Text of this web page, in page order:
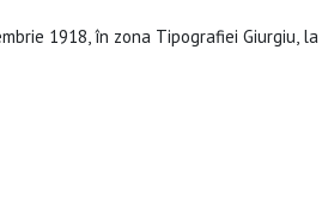
1918, în zona Tipografiei Giurgiu, la